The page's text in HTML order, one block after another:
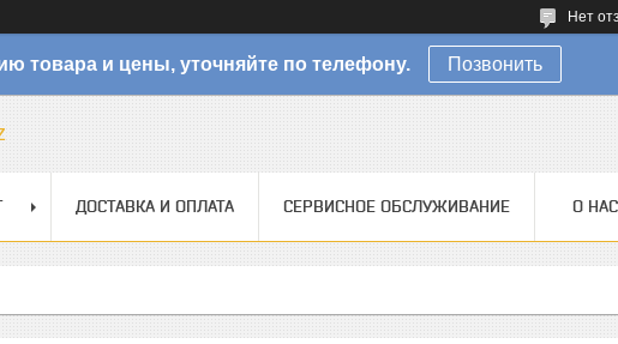
Нет
товара и цены, уточняйте по телефону. Позвонить
ДОСТАВКА И ОПЛАТА СЕРВИСНОЕ ОБСЛУЖИВАНИЕ О НАС